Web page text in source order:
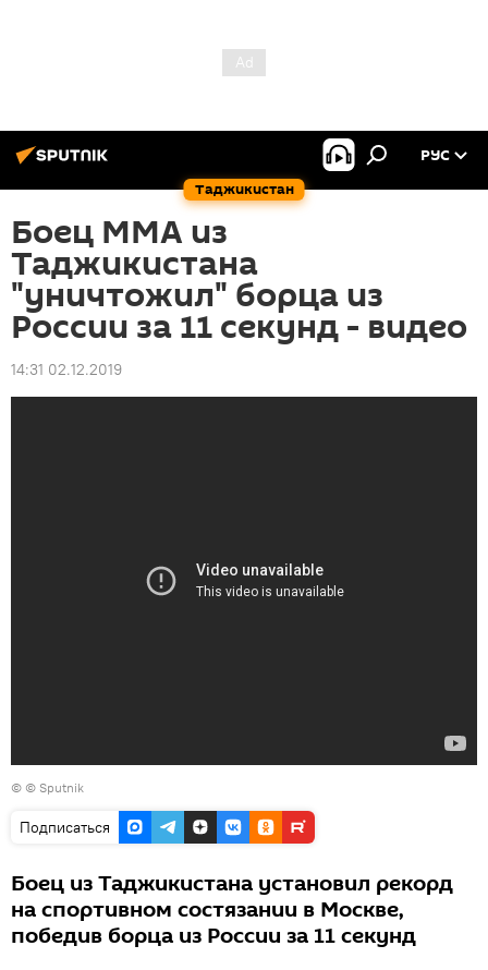
Таджикистан
РУС
Боец ММА из
Таджикистана
"уничтожил" борца из
России за 11 секунд - видео
14:31 02.12.2019
© © Sputnik
Подписаться
Боец из Таджикистана установил рекорд
на спортивном состязании в Москве,
победив борца из России за 11 секунд